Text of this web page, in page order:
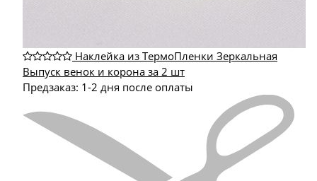
Наклейка из ТермоПленки Зеркальная
Выпуск венок и корона за 2 шт
Предзаказ: 1-2 дня после оплаты